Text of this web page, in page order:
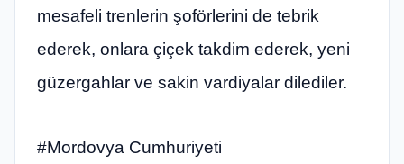
mesafeli trenlerin şoförlerini de tebrik
ederek, onlara çiçek takdim ederek, yeni
güzergahlar ve sakin vardiyalar dilediler.
#Mordovya Cumhuriyeti